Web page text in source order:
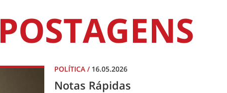
POSTAGENS
POLÍTICA / 16.05.2026
Notas Rápidas